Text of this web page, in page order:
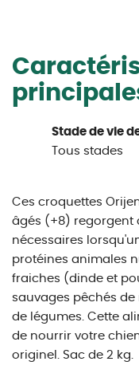
Stade de vie
Tous stades
Ces croquettes
âgés (+8) regorgent
nécessaires
protéines animales
fraiches (dinde et
sauvages pêchés
de légumes. Cette
de nourrir votre
originel. Sac de 2 kg.